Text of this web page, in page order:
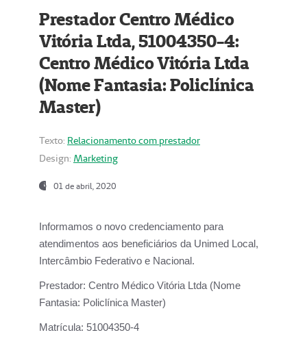
Prestador Centro Médico
Vitória Ltda, 51004350-4:
Centro Médico Vitória Ltda
(Nome Fantasia: Policlínica
Master)
Texto: Relacionamento com prestador
Design: Marketing
01 de abril, 2020
Informamos o novo credenciamento para
atendimentos aos beneficiários da Unimed Local,
Intercâmbio Federativo e Nacional.
Prestador: Centro Médico Vitória Ltda (Nome
Fantasia: Policlínica Master)
Matrícula: 51004350-4